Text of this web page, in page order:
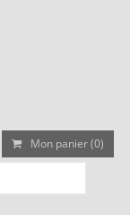
Mon panier (0)